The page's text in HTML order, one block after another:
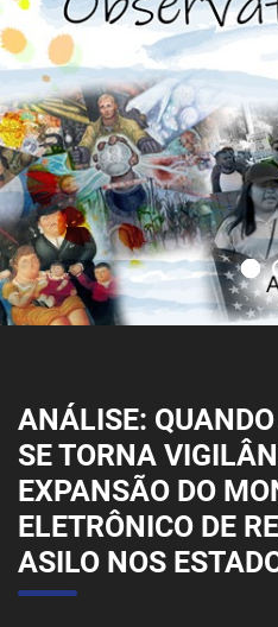
ANÁLISE:
SE TORNA
EXPANSÃO DO
ELETRÔNICO DE
ASILO NOS